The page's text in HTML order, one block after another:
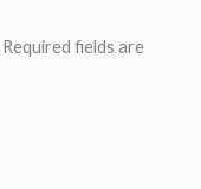
Required fields are